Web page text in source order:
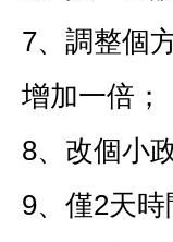
7、調整個
增加一倍；
8、改個小
9、僅2天